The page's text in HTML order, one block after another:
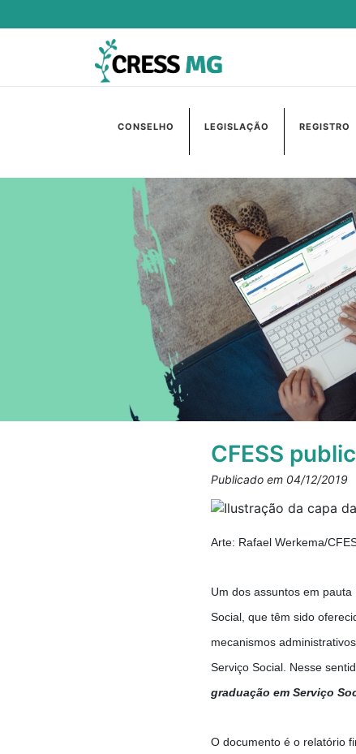
CONSELHO LEGISLAÇÃO REGISTRO
CFESS
Publicado em 04/12/2019
Arte: Rafael Werkema/
Um dos assuntos em
Social, que têm sido
mecanismos
Serviço Social. Nesse
graduação em Serviço
O documento é o relatório